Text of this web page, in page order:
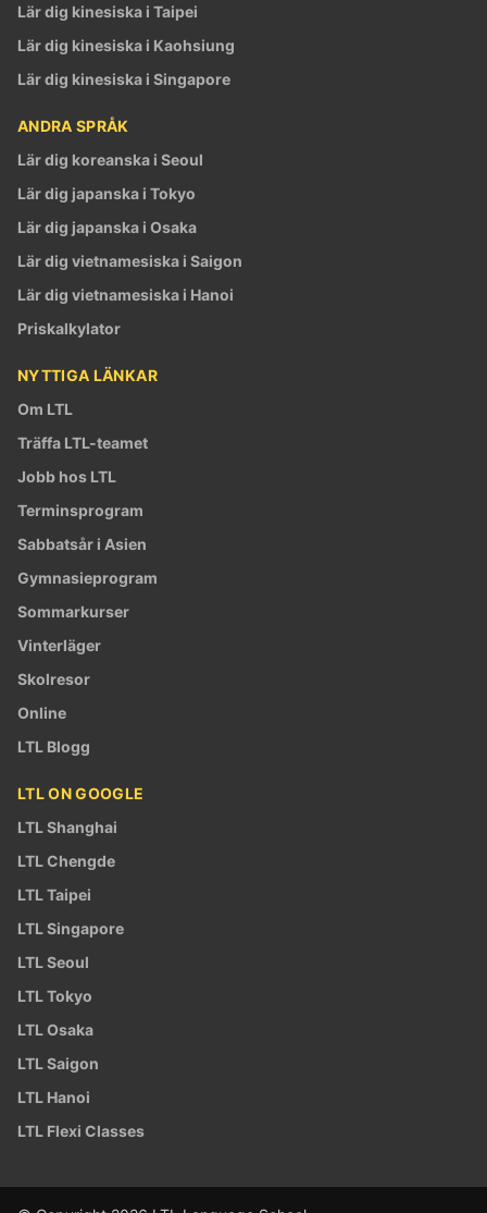
Lär dig kinesiska i Taipei
Lär dig kinesiska i Kaohsiung
Lär dig kinesiska i Singapore
ANDRA SPRÅK
Lär dig koreanska i Seoul
Lär dig japanska i Tokyo
Lär dig japanska i Osaka
Lär dig vietnamesiska i Saigon
Lär dig vietnamesiska i Hanoi
Priskalkylator
NYTTIGA LÄNKAR
Om LTL
Träffa LTL-teamet
Jobb hos LTL
Terminsprogram
Sabbatsår i Asien
Gymnasieprogram
Sommarkurser
Vinterläger
Skolresor
Online
LTL Blogg
LTL ON GOOGLE
LTL Shanghai
LTL Chengde
LTL Taipei
LTL Singapore
LTL Seoul
LTL Tokyo
LTL Osaka
LTL Saigon
LTL Hanoi
LTL Flexi Classes